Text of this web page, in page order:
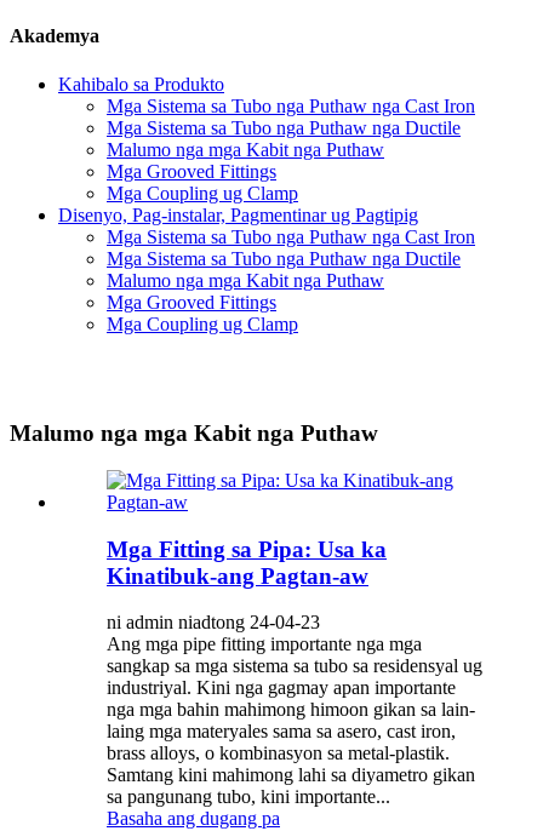
Akademya
Kahibalo sa Produkto
Mga Sistema sa Tubo nga Puthaw nga Cast Iron
Mga Sistema sa Tubo nga Puthaw nga Ductile
Malumo nga mga Kabit nga Puthaw
Mga Grooved Fittings
Mga Coupling ug Clamp
Disenyo, Pag-instalar, Pagmentinar ug Pagtipig
Mga Sistema sa Tubo nga Puthaw nga Cast Iron
Mga Sistema sa Tubo nga Puthaw nga Ductile
Malumo nga mga Kabit nga Puthaw
Mga Grooved Fittings
Mga Coupling ug Clamp
Malumo nga mga Kabit nga Puthaw
Mga Fitting sa Pipa: Usa ka
Kinatibuk-ang Pagtan-aw
ni admin niadtong 24-04-23
Ang mga pipe fitting importante nga mga
sangkap sa mga sistema sa tubo sa residensyal ug
industriyal. Kini nga gagmay apan importante
nga mga bahin mahimong himoon gikan sa lain-
laing mga materyales sama sa asero, cast iron,
brass alloys, o kombinasyon sa metal-plastik.
Samtang kini mahimong lahi sa diyametro gikan
sa pangunang tubo, kini importante...
Basaha ang dugang pa